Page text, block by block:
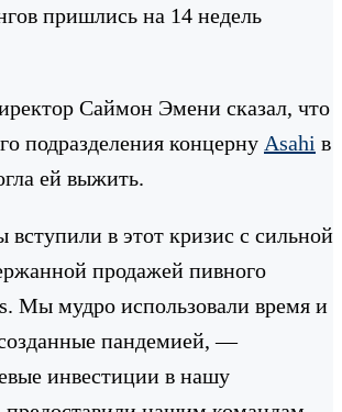
пришлись на 14 недель
Саймон Эмени сказал, что
подразделения концерну Asahi в
ей выжить.
в этот кризис с сильной
продажей пивного
Мы мудро использовали время и
пандемией, —
инвестиции в нашу